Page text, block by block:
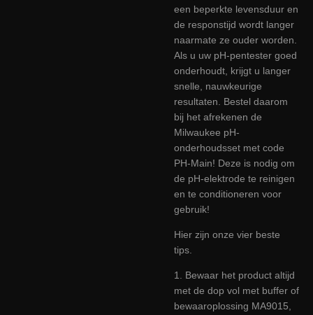
een beperkte levensduur en
de responstijd wordt langer
naarmate ze ouder worden.
Als u uw pH-pentester goed
onderhoudt, krijgt u langer
snelle, nauwkeurige
resultaten. Bestel daarom
bij het afrekenen de
Milwaukee pH-
onderhoudsset met code
PH-Main! Deze is nodig om
de pH-elektrode te reinigen
en te conditioneren voor
gebruik!
Hier zijn onze vier beste
tips.
1. Bewaar het product altijd
met de dop vol met buffer of
bewaaroplossing MA9015,